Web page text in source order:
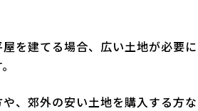
を建てる場合、広い土地が必要
、郊外の安い土地を購入する方